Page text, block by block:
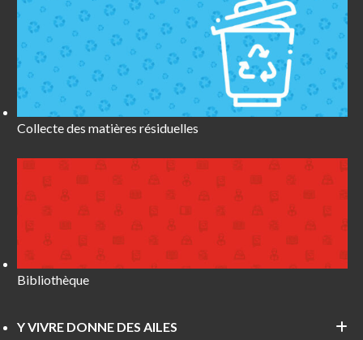
Collecte des matières résiduelles
Bibliothèque
Y VIVRE DONNE DES AILES